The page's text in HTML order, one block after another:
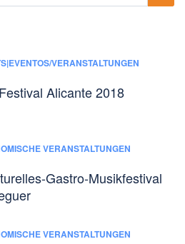
VERANSTALTUNGEN
Alicante 2018
VERANSTALTUNGEN
Gastro-Musikfestival
VERANSTALTUNGEN